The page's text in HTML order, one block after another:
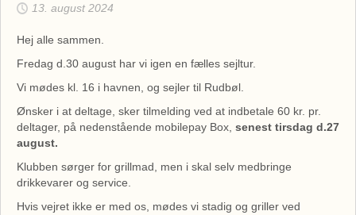
13. august 2024
Hej alle sammen.
Fredag d.30 august har vi igen en fælles sejltur.
Vi mødes kl. 16 i havnen, og sejler til Rudbøl.
Ønsker i at deltage, sker tilmelding ved at indbetale 60 kr. pr.
deltager, på nedenstående mobilepay Box, senest tirsdag d.27
august.
Klubben sørger for grillmad, men i skal selv medbringe
drikkevarer og service.
Hvis vejret ikke er med os, mødes vi stadig og griller ved